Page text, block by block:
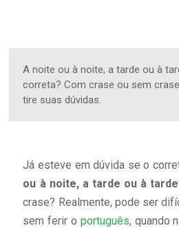
A noite ou à noite, a tarde ou à
correta? Com crase ou sem
tire suas dúvidas.
Já esteve em dúvida se o
ou à noite, a tarde ou à
crase? Realmente, pode ser
sem ferir o português,quando